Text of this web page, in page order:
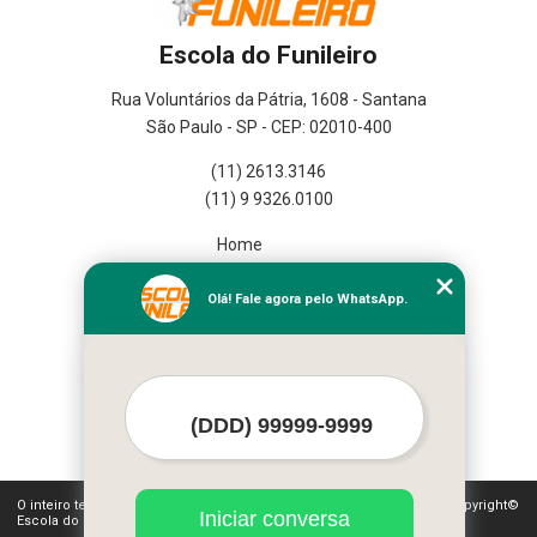
Escola do Funileiro
Rua Voluntários da Pátria, 1608 - Santana
São Paulo - SP - CEP: 02010-400
(11) 2613.3146
(11) 9 9326.0100
Home
Missão
Mapa do site
O inteiro teor deste site está sujeito à proteção de direitos autorais. Copyright©
Escola do Funileiro (Lei 9610 de 19/02/1998)
Olá! Fale agora pelo WhatsApp.
Iniciar conversa